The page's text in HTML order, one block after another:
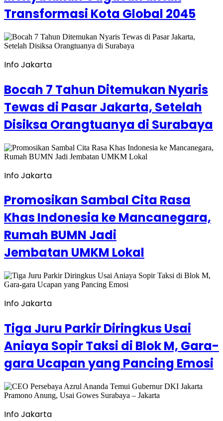
Transformasi Kota Global 2045
Info Jakarta
Bocah 7 Tahun Ditemukan Nyaris
Tewas di Pasar Jakarta, Setelah
Disiksa Orangtuanya di Surabaya
Info Jakarta
Promosikan Sambal Cita Rasa
Khas Indonesia ke Mancanegara,
Rumah BUMN Jadi
Jembatan UMKM Lokal
Info Jakarta
Tiga Juru Parkir Diringkus Usai
Aniaya Sopir Taksi di Blok M, Gara-
gara Ucapan yang Pancing Emosi
Info Jakarta